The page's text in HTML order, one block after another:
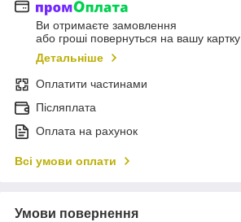
Ви отримаєте замовлення
або гроші повернуться на вашу картку
Детальніше
Оплатити частинами
Післяплата
Оплата на рахунок
Всі умови оплати
Умови повернення